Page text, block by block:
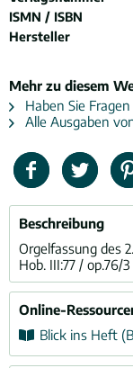
ISMN / ISBN
Hersteller
Mehr zu diesem
Haben Sie
Alle Ausgaben
Beschreibung
Orgelfassung des
Hob. III:77 / op.76/
Online-
Blick ins Heft